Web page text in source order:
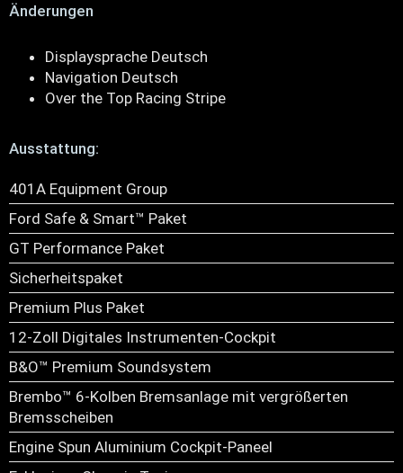
Änderungen
Displaysprache Deutsch
Navigation Deutsch
Over the Top Racing Stripe
Ausstattung:
401A Equipment Group
Ford Safe & Smart™ Paket
GT Performance Paket
Sicherheitspaket
Premium Plus Paket
12-Zoll Digitales Instrumenten-Cockpit
B&O™ Premium Soundsystem
Brembo™ 6-Kolben Bremsanlage mit vergrößerten
Bremsscheiben
Engine Spun Aluminium Cockpit-Paneel